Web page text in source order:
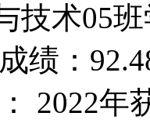
技术05
绩：
2022年